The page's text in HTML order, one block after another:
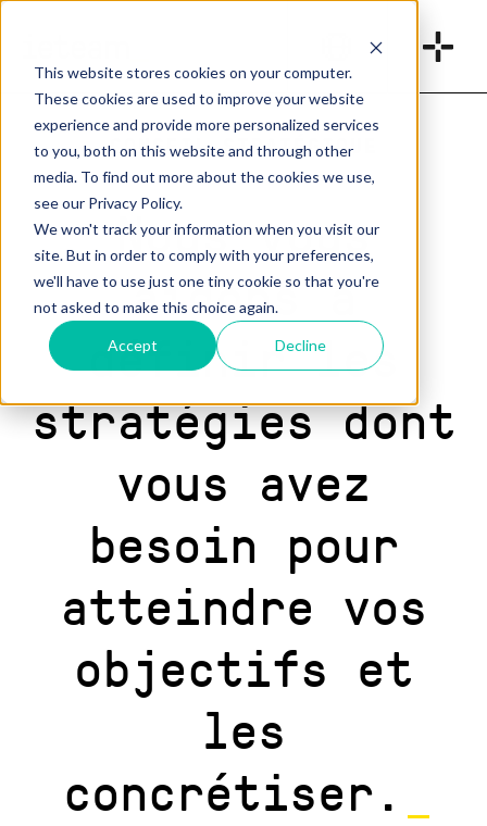
This website stores cookies on your computer.
These cookies are used to improve your website
experience and provide more personalized services
to you, both on this website and through other
media. To find out more about the cookies we use,
see our Privacy Policy.
We won't track your information when you visit our
site. But in order to comply with your preferences,
we'll have to use just one tiny cookie so that you're
not asked to make this choice again.
Accept Decline
CONSEIL STRATÉGIQUE
Nous vous
aidons à
définir les
stratégies dont
vous avez
besoin pour
atteindre vos
objectifs et
les
concrétiser.